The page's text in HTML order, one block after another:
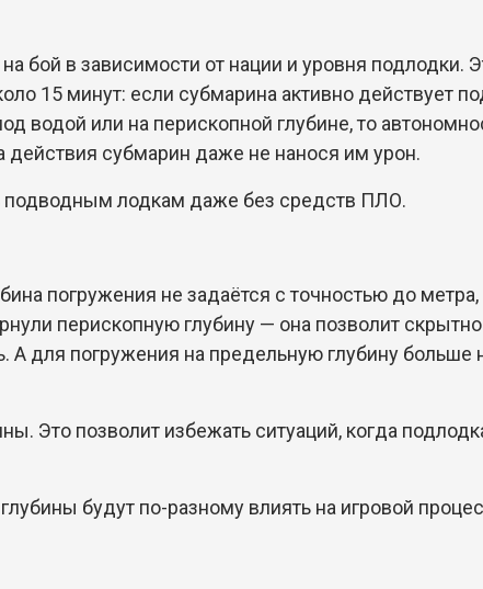
бой в зависимости от нации и уровня подлодки.
15 минут: если субмарина активно действует
водой или на перископной глубине, то
действия субмарин даже не нанося им урон.
подводным лодкам даже без средств ПЛО.
погружения не задаётся с точностью до метра,
перископную глубину — она позволит скрытно
А для погружения на предельную глубину больше
Это позволит избежать ситуаций, когда
будут по-разному влиять на игровой